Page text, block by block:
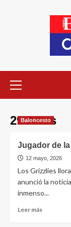
29 Años
Baloncesto
Jugador de
12 mayo, 2026
Los Grizzlies
anunció la
inmenso...
Leer más